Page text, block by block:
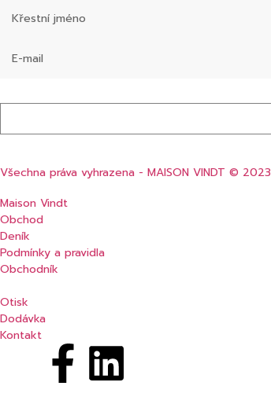
Všechna práva vyhrazena - MAISON VINDT © 2023
Maison Vindt
Obchod
Deník
Podmínky a pravidla
Obchodník
Otisk
Dodávka
Kontakt